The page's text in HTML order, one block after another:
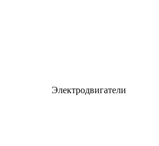
Электродвигатели